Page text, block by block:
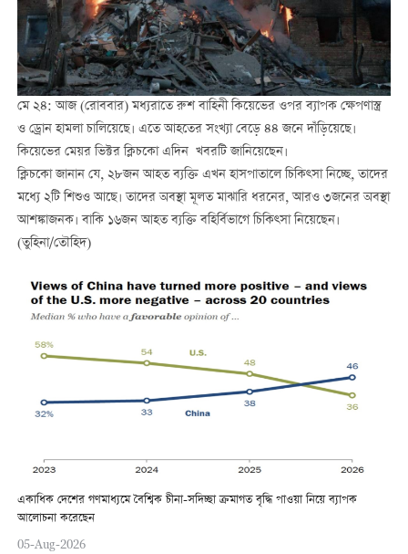
মে ২৪: আজ (রোববার) মধ্যরাতে রুশ বাহিনী কিয়েভের ওপর ব্যাপক ক্ষেপণাস্ত্র
ও ড্রোন হামলা চালিয়েছে। এতে আহতের সংখ্যা বেড়ে ৪৪ জনে দাঁড়িয়েছে।
কিয়েভের মেয়র ভিক্টর ক্লিচকো এদিন খবরটি জানিয়েছেন।
ক্লিচকো জানান যে, ২৮জন আহত ব্যক্তি এখন হাসপাতালে চিকিত্সা নিচ্ছে, তাদের
মধ্যে ২টি শিশুও আছে। তাদের অবস্থা মূলত মাঝারি ধরনের, আরও ৩জনের অবস্থা
আশঙ্কাজনক। বাকি ১৬জন আহত ব্যক্তি বহির্বিভাগে চিকিত্সা নিয়েছেন।
(তুহিনা/তৌহিদ)
একাধিক দেশের গণমাধ্যমে বৈশ্বিক চীনা-সদিচ্ছা ক্রমাগত বৃদ্ধি পাওয়া নিয়ে ব্যাপক
আলোচনা করেছেন
05-Aug-2026